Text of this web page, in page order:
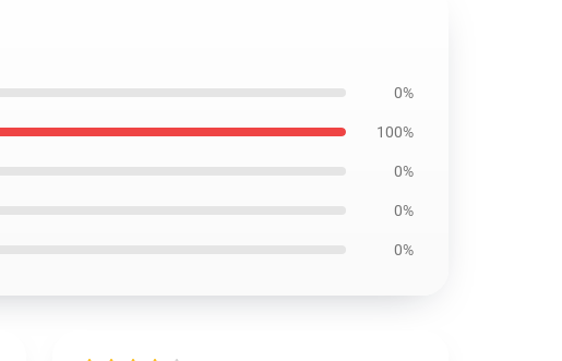
0%
100%
0%
0%
0%